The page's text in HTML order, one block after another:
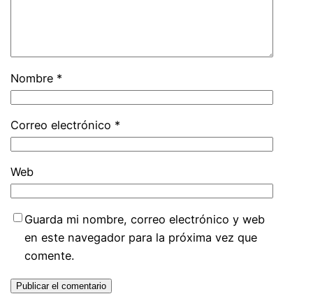
Nombre *
Correo electrónico *
Web
Guarda mi nombre, correo electrónico y web
en este navegador para la próxima vez que
comente.